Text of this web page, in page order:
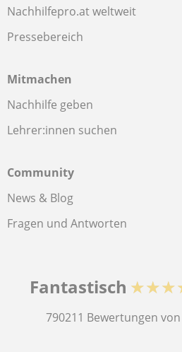
Nachhilfepro.at weltweit
Pressebereich
Mitmachen
Nachhilfe geben
Lehrer:innen suchen
Community
News & Blog
Fragen und Antworten
Fantastisch
790211 Bewertungen